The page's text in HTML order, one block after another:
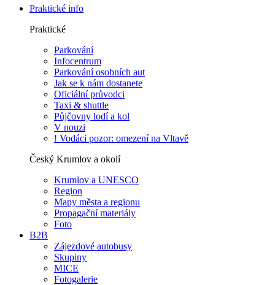
Praktické info
Praktické
Parkování
Infocentrum
Parkování osobních aut
Jak se k nám dostanete
Oficiální průvodci
Taxi & shuttle
Půjčovny lodí a kol
V nouzi
! Vodáci pozor: omezení na Vltavě
Český Krumlov a okolí
Krumlov a UNESCO
Region
Mapy města a regionu
Propagační materiály
Foto
B2B
Zájezdové autobusy
Skupiny
MICE
Fotogalerie